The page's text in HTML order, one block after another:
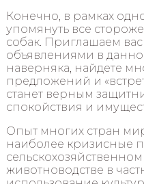
Конечно, в рамках
упомянуть все
собак. Приглашаем
объявлениями в
наверняка, найдете
предложений и
станет верным
спокойствия и
Опыт многих стран
наиболее кризисные
животноводстве в